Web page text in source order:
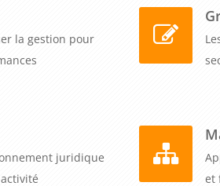
la gestion pour
juridique
et